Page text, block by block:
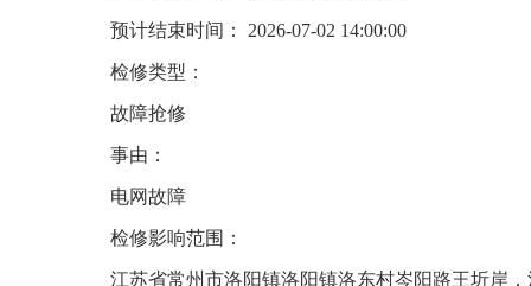
预计结束时间： 2026-07-02 14:00:00
检修类型：
故障抢修
事由：
电网故障
检修影响范围：
江苏省常州市洛阳镇洛阳镇洛东村岑阳路王圻岸